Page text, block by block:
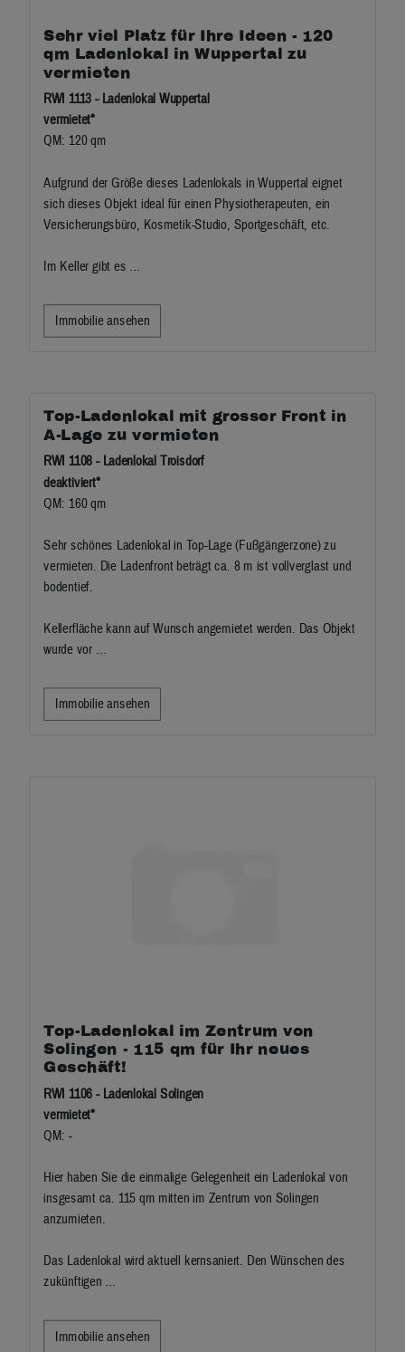
Sehr viel Platz für Ihre Ideen - 120
qm Ladenlokal in Wuppertal zu
vermieten
RWI 1113 - Ladenlokal Wuppertal
vermietet*
QM: 120 qm
Aufgrund der Größe dieses Ladenlokals in Wuppertal eignet
sich dieses Objekt ideal für einen Physiotherapeuten, ein
Versicherungsbüro, Kosmetik-Studio, Sportgeschäft, etc.
Im Keller gibt es …
Immobilie ansehen
Top-Ladenlokal mit grosser Front in
A-Lage zu vermieten
RWI 1108 - Ladenlokal Troisdorf
deaktiviert*
QM: 160 qm
Sehr schönes Ladenlokal in Top-Lage (Fußgängerzone) zu
vermieten. Die Ladenfront beträgt ca. 8 m ist vollverglast und
bodentief.
Kellerfläche kann auf Wunsch angemietet werden. Das Objekt
wurde vor …
Immobilie ansehen
Top-Ladenlokal im Zentrum von
Solingen - 115 qm für Ihr neues
Geschäft!
RWI 1106 - Ladenlokal Solingen
vermietet*
QM: -
Hier haben Sie die einmalige Gelegenheit ein Ladenlokal von
insgesamt ca. 115 qm mitten im Zentrum von Solingen
anzumieten.
Das Ladenlokal wird aktuell kernsaniert. Den Wünschen des
zukünftigen …
Immobilie ansehen